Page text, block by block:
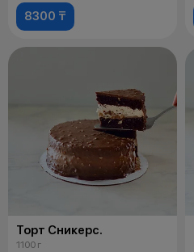
8300 ₸
Торт Сникерс.
1100 г